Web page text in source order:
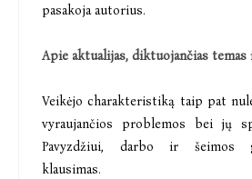
pasakoja autorius.
Apie aktualijas, diktuojančias
Veikėjo charakteristiką taip pat
vyraujančios problemos bei jų
Pavyzdžiui, darbo ir šeimos
klausimas.